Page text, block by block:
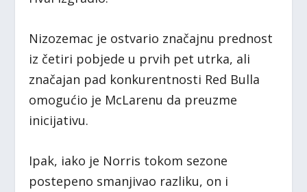
Nizozemac je ostvario značajnu prednost
iz četiri pobjede u prvih pet utrka, ali
značajan pad konkurentnosti Red Bulla
omogućio je McLarenu da preuzme
inicijativu.
Ipak, iako je Norris tokom sezone
postepeno smanjivao razliku, on i